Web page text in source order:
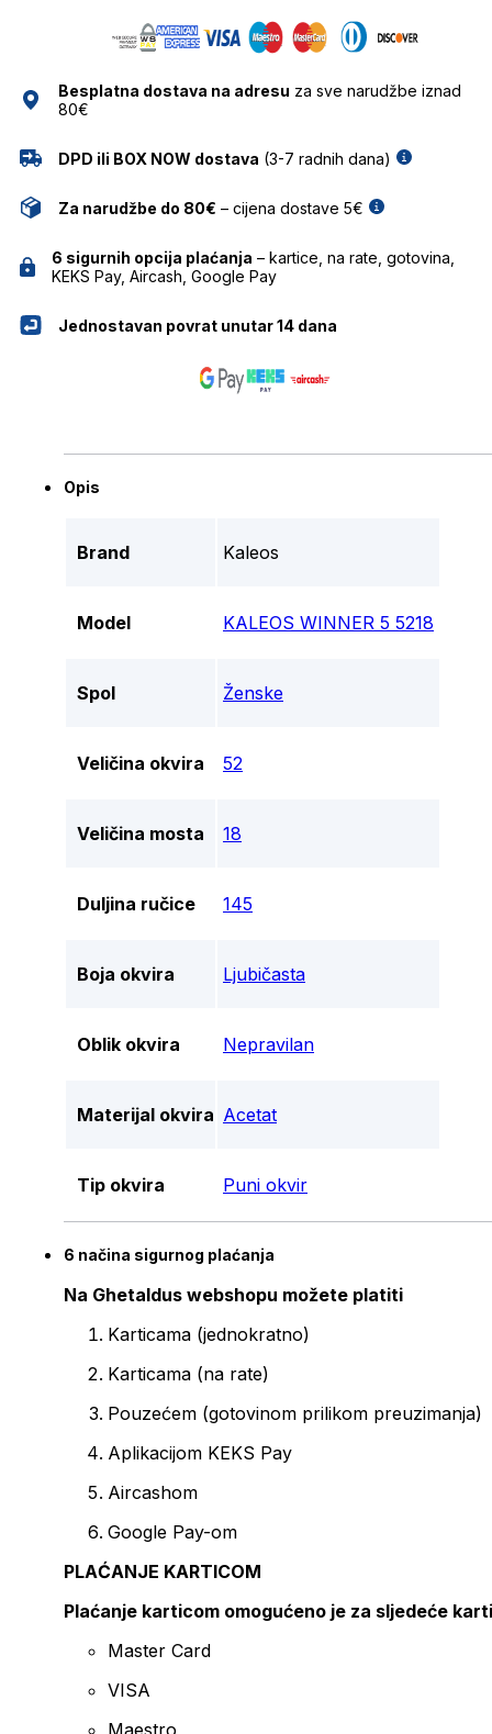
Besplatna dostava na adresu za sve narudžbe iznad
80€
DPD ili BOX NOW dostava (3-7 radnih dana)
Za narudžbe do 80€ – cijena dostave 5€
6 sigurnih opcija plaćanja – kartice, na rate, gotovina,
KEKS Pay, Aircash, Google Pay
Jednostavan povrat unutar 14 dana
Opis
Brand Kaleos
Model KALEOS WINNER 5 5218
Spol Ženske
Veličina okvira 52
Veličina mosta 18
Duljina ručice 145
Boja okvira Ljubičasta
Oblik okvira Nepravilan
Materijal okvira Acetat
Tip okvira Puni okvir
6 načina sigurnog plaćanja
Na Ghetaldus webshopu možete platiti
Karticama (jednokratno)
Karticama (na rate)
Pouzećem (gotovinom prilikom preuzimanja)
Aplikacijom KEKS Pay
Aircashom
Google Pay-om
PLAĆANJE KARTICOM
Plaćanje karticom omogućeno je za sljedeće
Master Card
VISA